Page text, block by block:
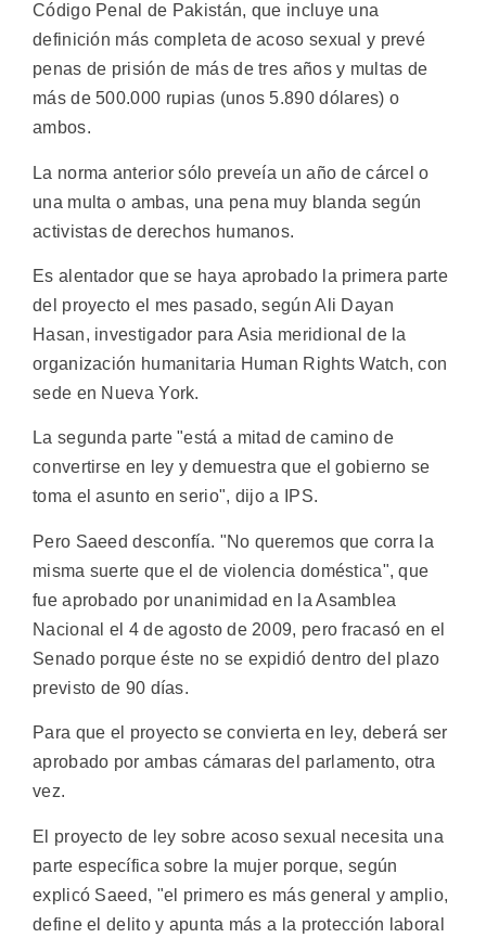
Código Penal de Pakistán, que incluye una
definición más completa de acoso sexual y prevé
penas de prisión de más de tres años y multas de
más de 500.000 rupias (unos 5.890 dólares) o
ambos.
La norma anterior sólo preveía un año de cárcel o
una multa o ambas, una pena muy blanda según
activistas de derechos humanos.
Es alentador que se haya aprobado la primera parte
del proyecto el mes pasado, según Ali Dayan
Hasan, investigador para Asia meridional de la
organización humanitaria Human Rights Watch, con
sede en Nueva York.
La segunda parte "está a mitad de camino de
convertirse en ley y demuestra que el gobierno se
toma el asunto en serio", dijo a IPS.
Pero Saeed desconfía. "No queremos que corra la
misma suerte que el de violencia doméstica", que
fue aprobado por unanimidad en la Asamblea
Nacional el 4 de agosto de 2009, pero fracasó en el
Senado porque éste no se expidió dentro del plazo
previsto de 90 días.
Para que el proyecto se convierta en ley, deberá ser
aprobado por ambas cámaras del parlamento, otra
vez.
El proyecto de ley sobre acoso sexual necesita una
parte específica sobre la mujer porque, según
explicó Saeed, "el primero es más general y amplio,
define el delito y apunta más a la protección laboral